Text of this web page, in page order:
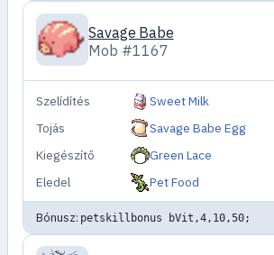
Savage Babe
Mob #1167
Szelídítés
Sweet Milk
Tojás
Savage Babe Egg
Kiegészítő
Green Lace
Eledel
Pet Food
Bónusz: petskillbonus bVit,4,10,50;